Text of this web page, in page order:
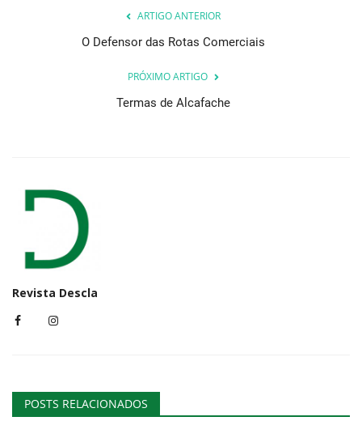
ARTIGO ANTERIOR
O Defensor das Rotas Comerciais
PRÓXIMO ARTIGO
Termas de Alcafache
Revista Descla
POSTS RELACIONADOS